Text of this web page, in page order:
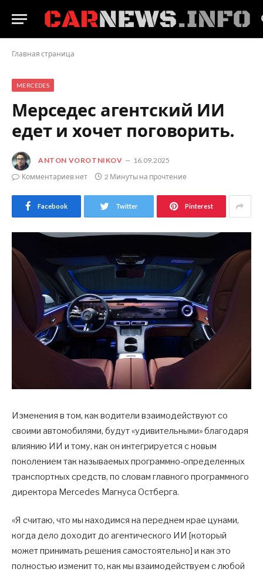
Главная страница
MERCEDES
Мерседес агентский ИИ
едет и хочет поговорить.
ANTON VOROTNIKOV
16.09.2025
Комментариев нет
2 Минуты на прочтение
Facebook Twitter Pinterest
Изменения в том, как водители взаимодействуют со
своими автомобилями, будут «удивительными» благодаря
влиянию ИИ и тому, как он интегрируется с новым
поколением так называемых программно-определенных
транспортных средств, по словам главного программного
директора Mercedes Магнуса Остберга.
«Я считаю, что мы находимся на переднем крае цунами,
когда дело доходит до агентического ИИ [который
может принимать решения самостоятельно] и как это
полностью изменит то, как мы взаимодействуем с любой